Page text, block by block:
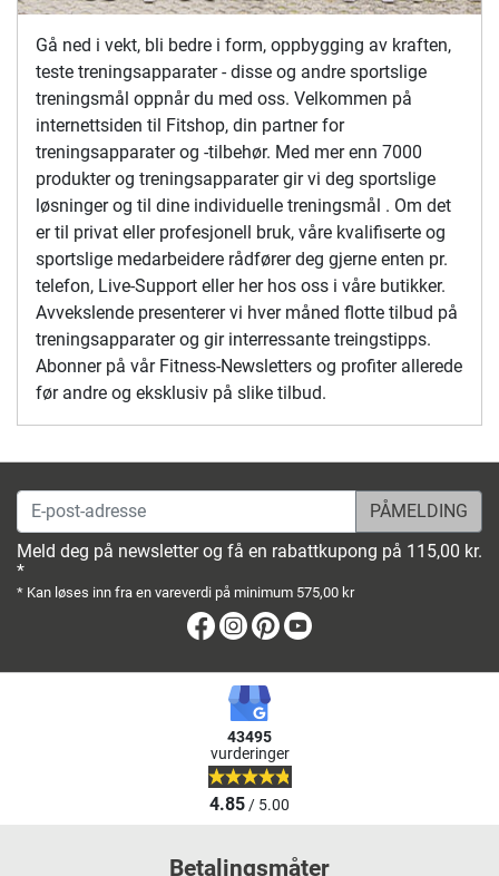
Gå ned i vekt, bli bedre i form, oppbygging av kraften,
teste treningsapparater - disse og andre sportslige
treningsmål oppnår du med oss. Velkommen på
internettsiden til Fitshop, din partner for
treningsapparater og -tilbehør. Med mer enn 7000
produkter og treningsapparater gir vi deg sportslige
løsninger og til dine individuelle treningsmål . Om det
er til privat eller profesjonell bruk, våre kvalifiserte og
sportslige medarbeidere rådfører deg gjerne enten pr.
telefon, Live-Support eller her hos oss i våre butikker.
Avvekslende presenterer vi hver måned flotte tilbud på
treningsapparater og gir interressante treingstipps.
Abonner på vår Fitness-Newsletters og profiter allerede
før andre og eksklusiv på slike tilbud.
E-post-adresse
Meld deg på newsletter og få en rabattkupong på 115,00 kr.
*
* Kan løses inn fra en vareverdi på minimum 575,00 kr
Facebook
Instagram
Pinterest
43495
vurderinger
4.85/ 5.00
Betalingsmåter